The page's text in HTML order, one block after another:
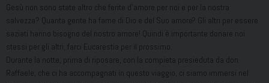
Gesù non sono state altro che ferite d’amore per noi e per la nostra
salvezza? Quanta gente ha fame di Dio e del Suo amore? Gli altri per essere
saziati hanno bisogno del nostro amore! Quindi è importante donare noi
stessi per gli altri, farci Eucarestia per il prossimo.
Durante la notte, prima di riposare, con la compieta presieduta da don
Raffaele, che ci ha accompagnati in questo viaggio, ci siamo immersi nel